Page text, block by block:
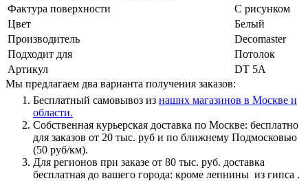
Фактура поверхности
С рисунком
Цвет
Белый
Производитель
Decomaster
Подходит для
Потолок
Артикул
DT 5A
Мы предлагаем два варианта получения заказов:
Бесплатный самовывоз из наших магазинов в Москве и
области.
Собственная курьерская доставка по Москве: бесплатно
для заказов от 20 тыс. руб и по ближнему Подмосковью
(50 руб/км).
Для регионов при заказе от 80 тыс. руб. доставка
бесплатная до вашего города: кроме лепнины из гипса .